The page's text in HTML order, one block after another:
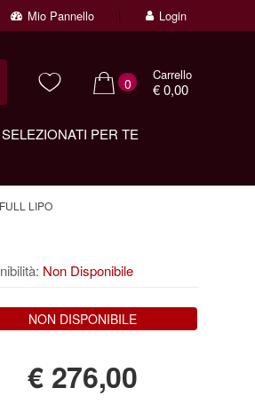
Mio Pannello Login
0
Carrello
€ 0,00
SELEZIONATI PER TE
LIPO
Non Disponibile
NON DISPONIBILE
€ 276,00